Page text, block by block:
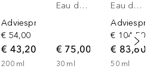
Adviesprijs*
€ 54,00
€ 43,20
200 ml
Eau de toilette
€ 75,00
30 ml
Eau de toilette
€ 104,50
€ 83,60
50 ml